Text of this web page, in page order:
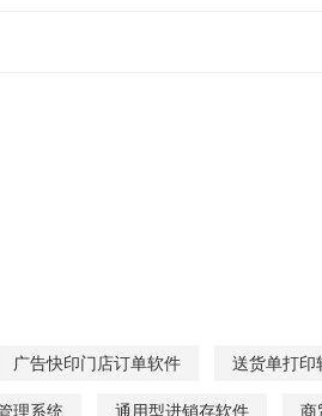
广告快印门店订单软件 送货单打印
理系统 通用型进销存软件 商